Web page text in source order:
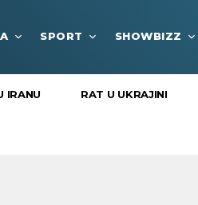
SPORT SHOWBIZZ
IRANU RAT U UKRAJINI